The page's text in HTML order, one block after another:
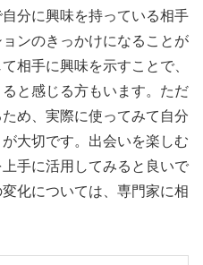
分に興味を持っている相手
ンのきっかけになることが
相手に興味を示すことで、
と感じる方もいます。ただ
め、実際に使ってみて自分
大切です。出会いを楽しむ
手に活用してみると良いで
化については、専門家に相